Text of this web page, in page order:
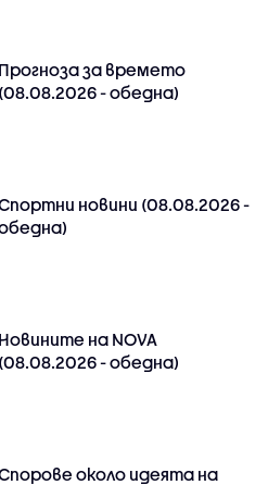
Прогноза за времето
(08.08.2026 - обедна)
новини (08.08.2026 -
Новините на NOVA
(08.08.2026 - обедна)
около идеята на